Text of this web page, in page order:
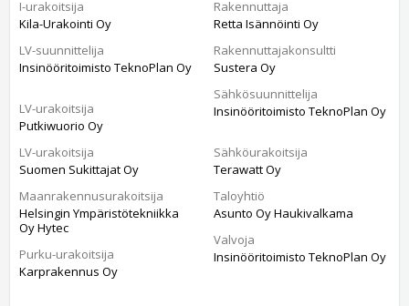
I-urakoitsija
Kila-Urakointi Oy
LV-suunnittelija
Insinööritoimisto TeknoPlan Oy
LV-urakoitsija
Putkiwuorio Oy
LV-urakoitsija
Suomen Sukittajat Oy
Maanrakennusurakoitsija
Helsingin Ympäristötekniikka
Oy Hytec
Purku-urakoitsija
Karprakennus Oy
Rakennuttaja
Retta Isännöinti Oy
Rakennuttajakonsultti
Sustera Oy
Sähkösuunnittelija
Insinööritoimisto TeknoPlan Oy
Sähköurakoitsija
Terawatt Oy
Taloyhtiö
Asunto Oy Haukivalkama
Valvoja
Insinööritoimisto TeknoPlan Oy